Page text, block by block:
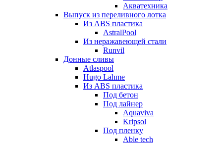
Акватехника
Выпуск из переливного лотка
Из ABS пластика
AstralPool
Из неражавеющей стали
Runvil
Донные сливы
Atlaspool
Hugo Lahme
Из ABS пластика
Под бетон
Под лайнер
Aquaviva
Kripsol
Под пленку
Able tech